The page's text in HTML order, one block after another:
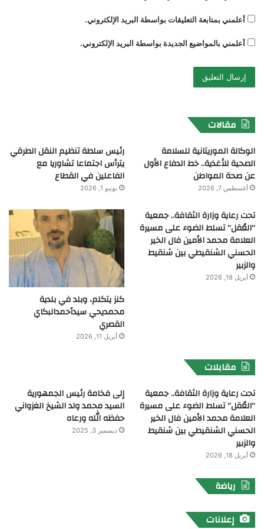
أعلمني بمتابعة التعليقات بواسطة البريد الإلكتروني.
أعلمني بالمواضيع الجديدة بواسطة البريد الإلكتروني.
مقالات
الوكالة الموريتانية للسلامة
الصحية للأغذية.. خط الدفاع الأول
عن صحة المواطن
أغسطس 7, 2026
رئيس سلطة تنظيم النقل الطرقي
يترأس اجتماعا تشاوريا مع
الفاعلين في القطاع
يونيو 1, 2026
تحت رعاية وزارة الثقافة.. جمعية
“العُقل” تسلط الضوء على مسيرة
العلامة محمد الأمين فال الخير
الحسني الشنقيطي بين شنقيط
والزبير
أبريل 18, 2026
كنز يتكلم، وبلد في بلدية
محمديحي سيدأحمدالبكاي
القصري
أبريل 11, 2026
مقابلات
تحت رعاية وزارة الثقافة.. جمعية
“العُقل” تسلط الضوء على مسيرة
العلامة محمد الأمين فال الخير
الحسني الشنقيطي بين شنقيط
والزبير
أبريل 18, 2026
إلى فخامة رئيس الجمهورية
السيد محمد ولد الشيخ الغزواني
حفظه الله ورعاه
ديسمبر 3, 2025
رياضة
إعلانات